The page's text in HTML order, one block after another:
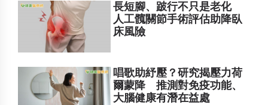
長短腳、跛行不只是老化
人工髖關節手術評估助降臥
床風險
唱歌助紓壓？研究揭壓力荷
爾蒙降 推測對免疫功能、
大腦健康有潛在益處